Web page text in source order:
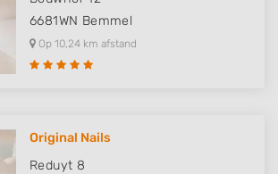
6681WN Bemmel
Op 10,24 km afstand
Original Nails
Reduyt 8